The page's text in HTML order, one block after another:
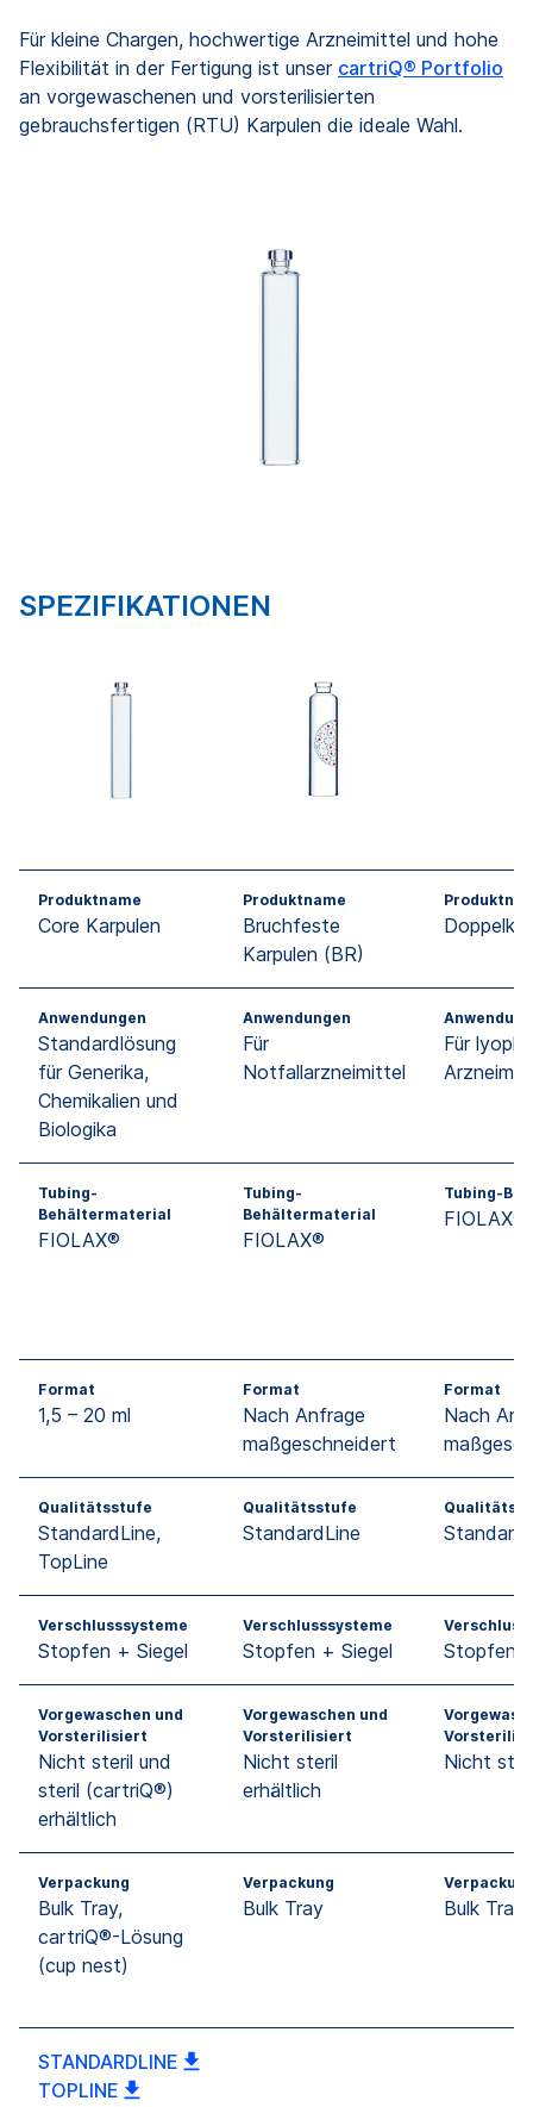
Für kleine Chargen, hochwertige Arzneimittel und hohe
Flexibilität in der Fertigung ist unser cartriQ® Portfolio
an vorgewaschenen und vorsterilisierten
gebrauchsfertigen (RTU) Karpulen die ideale Wahl.
SPEZIFIKATIONEN
Produktname
Core Karpulen
Produktname
Bruchfeste
Karpulen (BR)
Anwendungen
Standardlösung
für Generika,
Chemikalien und
Biologika
Anwendungen
Für
Notfallarzneimittel
Für
Tubing-
Behältermaterial
FIOLAX®
Tubing-
Behältermaterial
FIOLAX®
Tubing-
FIOLAX®
Format
1,5 – 20 ml
Format
Nach Anfrage
maßgeschneidert
Format
Nach
Qualitätsstufe
StandardLine,
TopLine
Qualitätsstufe
StandardLine
Verschlusssysteme
Stopfen + Siegel
Verschlusssysteme
Stopfen + Siegel Stopfen
Vorgewaschen und
Vorsterilisiert
Nicht steril und
steril (cartriQ®)
erhältlich
Vorgewaschen und
Vorsterilisiert
Nicht steril
erhältlich
Nicht
Verpackung
Bulk Tray,
cartriQ®-Lösung
(cup nest)
Verpackung
Bulk Tray Bulk Tray
STANDARDLINE
TOPLINE